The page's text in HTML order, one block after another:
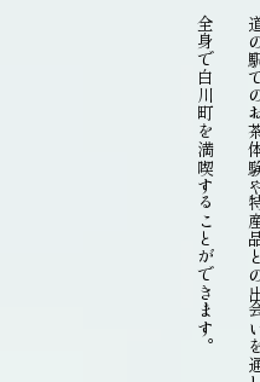
道の駅でのお茶体
全身で白川町を満喫することができます。